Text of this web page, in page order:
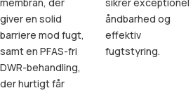
membran, der
giver en solid
barriere mod fugt,
samt en PFAS-fri
DWR-behandling,
der hurtigt får
sikrer exceptionel
åndbarhed og
effektiv
fugtstyring.